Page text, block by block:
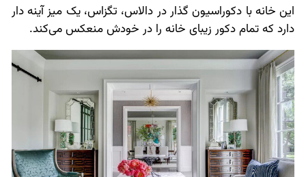
این خانه با دکوراسیون گذار در دالاس، تگزاس، یک میز آینه دار
دارد که تمام دکور زیبای خانه را در خودش منعکس می‌کند.